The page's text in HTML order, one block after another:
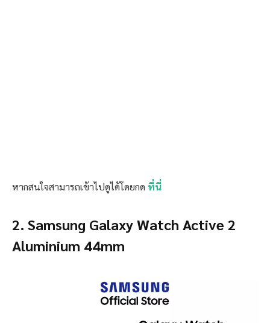
หากสนใจสามารถเข้าไปดูได้โดยกด ที่นี่
2. Samsung Galaxy Watch Active 2
Aluminium 44mm